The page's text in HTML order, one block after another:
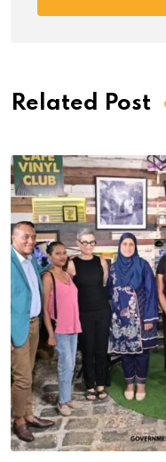
Related Post